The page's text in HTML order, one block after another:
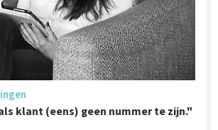
klant (eens) geen nummer te zijn."